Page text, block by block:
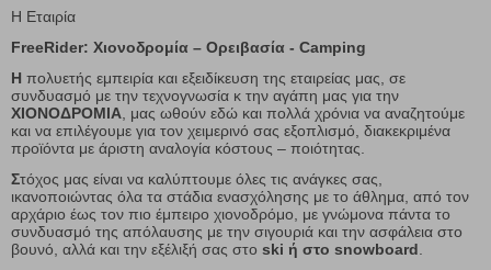
Η Εταιρία
FreeRider: Χιονοδρομία – Ορειβασία - Camping
Η πολυετής εμπειρία και εξειδίκευση της εταιρείας μας, σε
συνδυασμό με την τεχνογνωσία κ την αγάπη μας για την
ΧΙΟΝΟΔΡΟΜΙΑ , μας ωθούν εδώ και πολλά χρόνια να αναζητούμε
και να επιλέγουμε για τον χειμερινό σας εξοπλισμό, διακεκριμένα
προϊόντα με άριστη αναλογία κόστους – ποιότητας.
Στόχος μας είναι να καλύπτουμε όλες τις ανάγκες σας,
ικανοποιώντας όλα τα στάδια ενασχόλησης με το άθλημα, από τον
αρχάριο έως τον πιο έμπειρο χιονοδρόμο, με γνώμονα πάντα το
συνδυασμό της απόλαυσης με την σιγουριά και την ασφάλεια στο
βουνό, αλλά και την εξέλιξή σας στο ski ή στο snowboard